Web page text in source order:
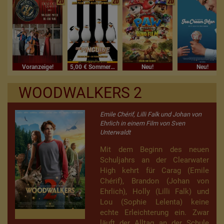
Voranzeige! 5,00 € Sommerferienkino Neu! Neu!
WOODWALKERS 2
Emile Chérif, Lilli Falk und Johan von
Ehrlich in einem Film von Sven
Unterwaldt
Mit dem Beginn des neuen
Schuljahrs an der Clearwater
High kehrt für Carag (Emile
Chérif), Brandon (Johan von
Ehrlich), Holly (Lilli Falk) und
Lou (Sophie Lelenta) keine
echte Erleichterung ein. Zwar